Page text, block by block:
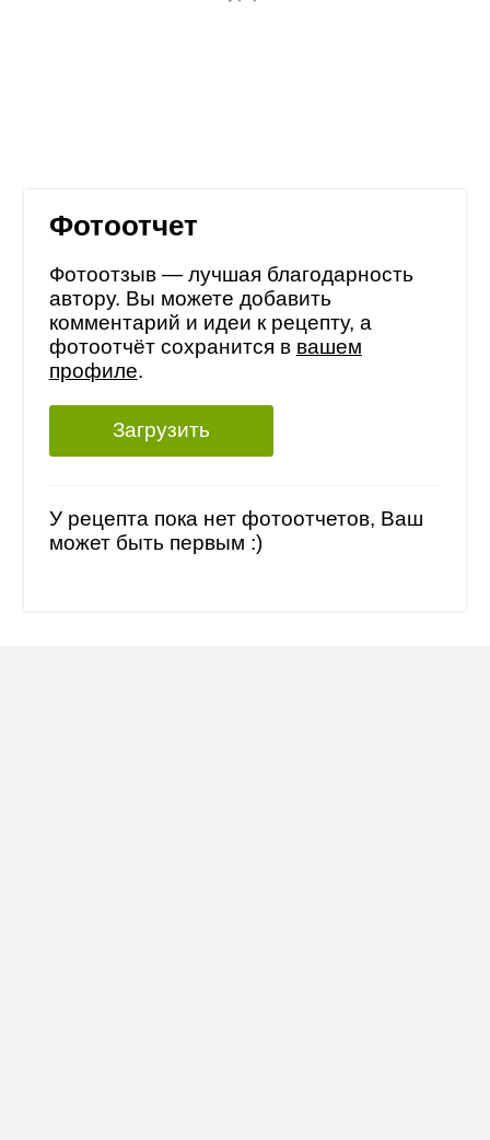
Фотоотчет
Фотоотзыв — лучшая благодарность
автору. Вы можете добавить
комментарий и идеи к рецепту, а
фотоотчёт сохранится в вашем
профиле.
Загрузить
У рецепта пока нет фотоотчетов, Ваш
может быть первым :)